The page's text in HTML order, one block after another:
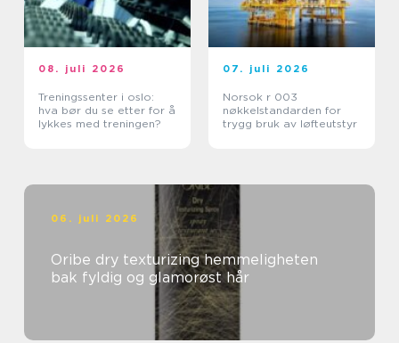
08. juli 2026
Treningssenter i oslo:
hva bør du se etter for å
lykkes med treningen?
07. juli 2026
Norsok r 003
nøkkelstandarden for
trygg bruk av løfteutstyr
06. juli 2026
Oribe dry texturizing hemmeligheten
bak fyldig og glamorøst hår